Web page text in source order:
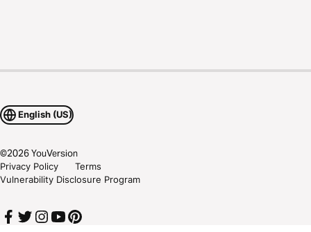
English (US)
©2026YouVersion
Privacy Policy
Terms
Vulnerability Disclosure Program